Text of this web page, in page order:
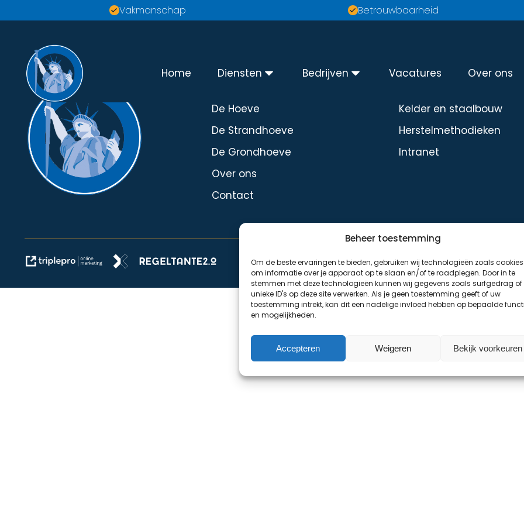
Beheer toestemming
Om de beste ervaringen te bieden, gebruiken wij technologieën zoals cookies
om informatie over je apparaat op te slaan en/of te raadplegen. Door in te
stemmen met deze technologieën kunnen wij gegevens zoals surfgedrag of
unieke ID's op deze site verwerken. Als je geen toestemming geeft of uw
toestemming intrekt, kan dit een nadelige invloed hebben op bepaalde
en mogelijkheden.
Accepteren Weigeren Bekijk voorkeuren
Vakmanschap Betrouwbaarheid
Home Diensten Bedrijven Vacatures Over ons
De Hoeve
De Strandhoeve
De Grondhoeve
Over ons
Contact
Kelder en staalbouw
Herstelmethodieken
Intranet